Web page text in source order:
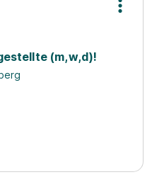
(m,w,d)!